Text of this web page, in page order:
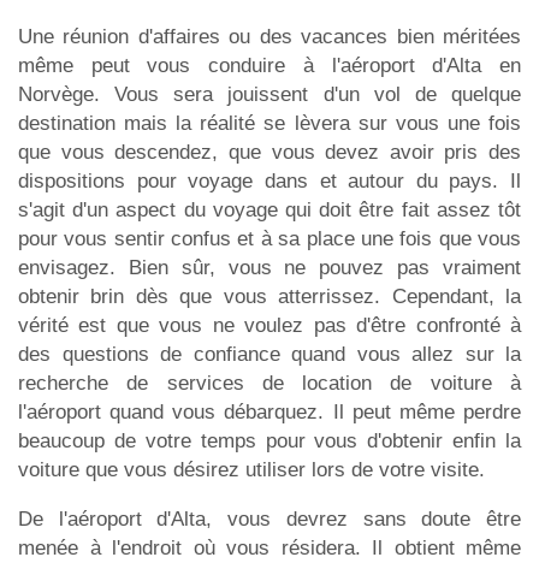
Une réunion d'affaires ou des vacances bien méritées
même peut vous conduire à l'aéroport d'Alta en
Norvège. Vous sera jouissent d'un vol de quelque
destination mais la réalité se lèvera sur vous une fois
que vous descendez, que vous devez avoir pris des
dispositions pour voyage dans et autour du pays. Il
s'agit d'un aspect du voyage qui doit être fait assez tôt
pour vous sentir confus et à sa place une fois que vous
envisagez. Bien sûr, vous ne pouvez pas vraiment
obtenir brin dès que vous atterrissez. Cependant, la
vérité est que vous ne voulez pas d'être confronté à
des questions de confiance quand vous allez sur la
recherche de services de location de voiture à
l'aéroport quand vous débarquez. Il peut même perdre
beaucoup de votre temps pour vous d'obtenir enfin la
voiture que vous désirez utiliser lors de votre visite.
De l'aéroport d'Alta, vous devrez sans doute être
menée à l'endroit où vous résidera. Il obtient même